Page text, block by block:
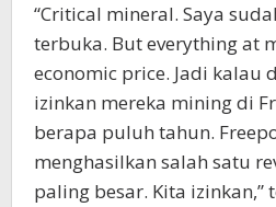
“Critical mineral. Saya
terbuka. But everything at
economic price. Jadi kalau
izinkan mereka mining di
berapa puluh tahun.
menghasilkan salah satu
paling besar. Kita izinkan,”